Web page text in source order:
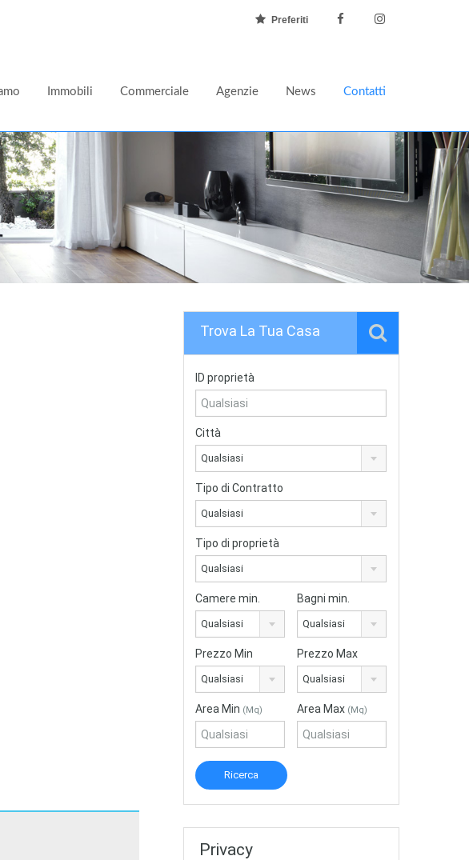
Preferiti
Immobili Commerciale Agenzie News Contatti
Trova La Tua Casa
ID proprietà
Città
Qualsiasi
Tipo di Contratto
Qualsiasi
Tipo di proprietà
Qualsiasi
Camere min.
Qualsiasi
Bagni min.
Qualsiasi
Prezzo Min
Qualsiasi
Prezzo Max
Qualsiasi
Area Min (Mq) Area Max (Mq)
Privacy